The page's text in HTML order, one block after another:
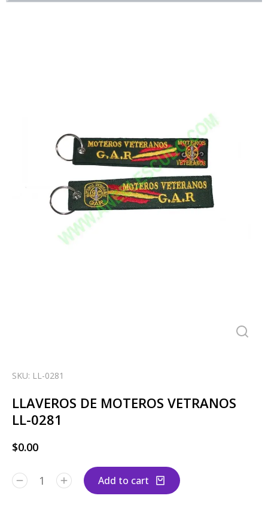
SKU: LL-0281
LLAVEROS DE MOTEROS VETRANOS
LL-0281
$0.00
Add to cart